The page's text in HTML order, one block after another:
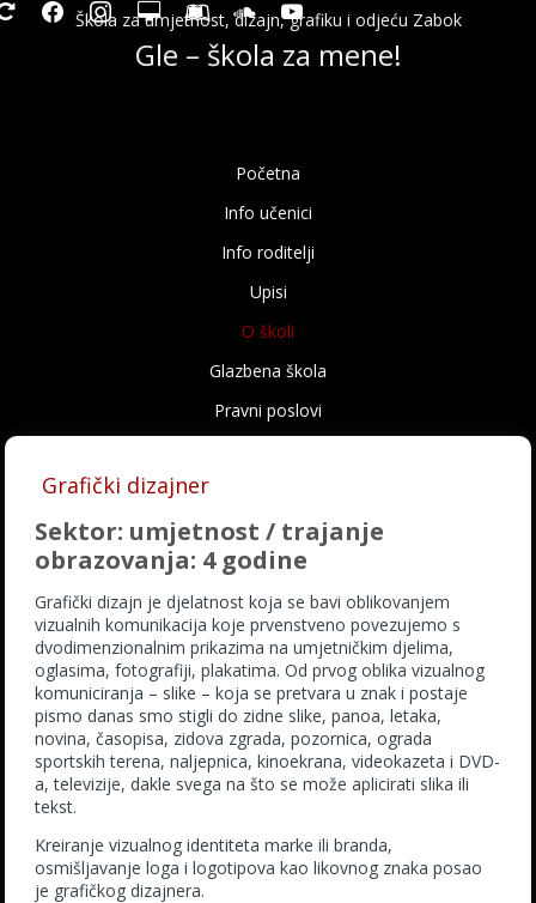
facebookinstagramdesktopleanpubsoundcloudyoutube
Škola za umjetnost, dizajn, grafiku i odjeću Zabok
Gle – škola za mene!
Početna
Info učenici
Info roditelji
Upisi
O školi
Glazbena škola
Pravni poslovi
Grafički dizajner
Sektor: umjetnost / trajanje
obrazovanja: 4 godine
Grafički dizajn je djelatnost koja se bavi oblikovanjem
vizualnih komunikacija koje prvenstveno povezujemo s
dvodimenzionalnim prikazima na umjetničkim djelima,
oglasima, fotografiji, plakatima. Od prvog oblika vizualnog
komuniciranja – slike – koja se pretvara u znak i postaje
pismo danas smo stigli do zidne slike, panoa, letaka,
novina, časopisa, zidova zgrada, pozornica, ograda
sportskih terena, naljepnica, kinoekrana, videokazeta i DVD-
a, televizije, dakle svega na što se može aplicirati slika ili
tekst.
Kreiranje vizualnog identiteta marke ili branda,
osmišljavanje loga i logotipova kao likovnog znaka posao
je grafičkog dizajnera.